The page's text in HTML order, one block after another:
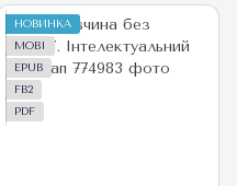
НОВИНКА
MOBI
EPUB
FB2
PDF